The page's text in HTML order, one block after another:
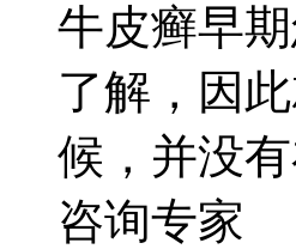
牛皮癣早
了解，因
候，并没
咨询专家